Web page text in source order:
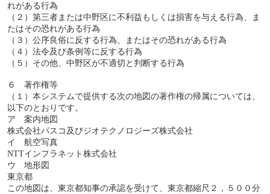
れがある行為
（２）第三者または中野区に不利益もしくは損害を与える行為、ま
たはその恐れがある行為
（３）公序良俗に反する行為、またはその恐れがある行為
（４）法令及び条例等に反する行為
（５）その他、中野区が不適切と判断する行為
６ 著作権等
（１）本システムで提供する次の地図の著作権の帰属については、
以下のとおりです。
ア 案内地図
株式会社パスコ及びジオテクノロジーズ株式会社
イ 航空写真
NTTインフラネット株式会社
ウ 地形図
東京都
この地図は、東京都知事の承認を受けて、東京都縮尺２，５００分